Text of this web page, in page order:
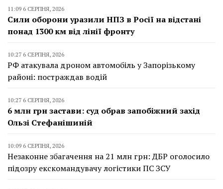
11:09 6 СЕРПНЯ, 2026
Сили оборони уразили НПЗ в Росії на відстані
понад 1300 км від лінії фронту
10:27 6 СЕРПНЯ, 2026
РФ атакувала дроном автомобіль у Запорізькому
районі: постраждав водій
10:27 6 СЕРПНЯ, 2026
6 млн грн застави: суд обрав запобіжний захід
Ользі Стефанішиній
10:09 6 СЕРПНЯ, 2026
Незаконне збагачення на 21 млн грн: ДБР оголосило
підозру екскомандувачу логістики ПС ЗСУ